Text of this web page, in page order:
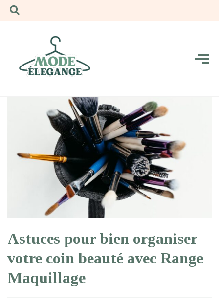
Astuces pour bien organiser
votre coin beauté avec Range
Maquillage